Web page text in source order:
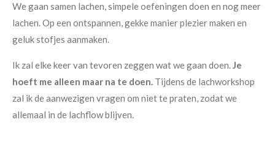
We gaan samen lachen, simpele oefeningen doen en nog meer
lachen. Op een ontspannen, gekke manier plezier maken en
geluk stofjes aanmaken.
Ik zal elke keer van tevoren zeggen wat we gaan doen. Je
hoeft me alleen maar na te doen. Tijdens de lachworkshop
zal ik de aanwezigen vragen om niet te praten, zodat we
allemaal in de lachflow blijven.